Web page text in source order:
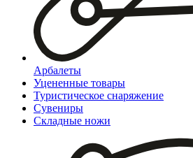
Арбалеты
Уцененные товары
Туристическое снаряжение
Сувениры
Складные ножи